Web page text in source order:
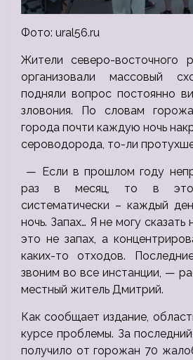
Фото: ural56.ru
Жители северо-восточного
организовали массовый
подняли вопрос постоянно
зловония. По словам
города почти каждую ночь
сероводорода, то-ли
— Если в прошлом году
раз в месяц, то в
систематически – каждый
ночь. Запах… Я не могу
это не запах, а
каких-то отходов.
звоним во все инстанции, —
местный житель Дмитрий.
Как сообщает издание,
курсе проблемы. За
получило от горожан 70